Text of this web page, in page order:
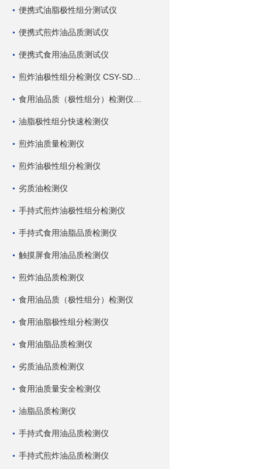
便携式油脂极性组分测试仪
便携式煎炸油品质测试仪
便携式食用油品质测试仪
油脂极性组分快速检测仪
煎炸油质量检测仪
煎炸油极性组分检测仪
劣质油检测仪
手持式煎炸油极性组分检测仪
手持式食用油脂品质检测仪
触摸屏食用油品质检测仪
煎炸油品质检测仪
食用油品质（极性组分）检测仪
食用油脂极性组分检测仪
食用油脂品质检测仪
劣质油品质检测仪
食用油质量安全检测仪
油脂品质检测仪
手持式食用油品质检测仪
手持式煎炸油品质检测仪